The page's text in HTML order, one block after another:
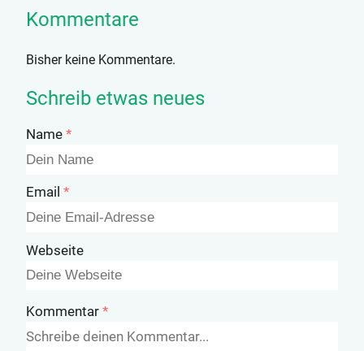
Kommentare
Bisher keine Kommentare.
Schreib etwas neues
Name
Email
Webseite
Kommentar